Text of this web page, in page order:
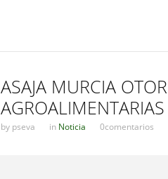
ASAJA MURCIA
by pseva in Noticia 0comentarios